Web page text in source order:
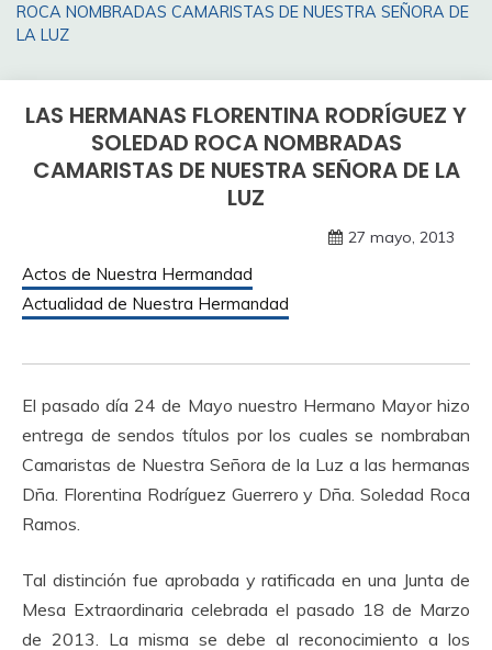
ROCA NOMBRADAS CAMARISTAS DE NUESTRA SEÑORA DE
LA LUZ
LAS HERMANAS FLORENTINA RODRÍGUEZ Y
SOLEDAD ROCA NOMBRADAS
CAMARISTAS DE NUESTRA SEÑORA DE LA
LUZ
27 mayo, 2013
Actos de Nuestra Hermandad
Actualidad de Nuestra Hermandad
El pasado día 24 de Mayo nuestro Hermano Mayor hizo
entrega de sendos títulos por los cuales se nombraban
Camaristas de Nuestra Señora de la Luz a las hermanas
Dña. Florentina Rodríguez Guerrero y Dña. Soledad Roca
Ramos.
Tal distinción fue aprobada y ratificada en una Junta de
Mesa Extraordinaria celebrada el pasado 18 de Marzo
de 2013. La misma se debe al reconocimiento a los